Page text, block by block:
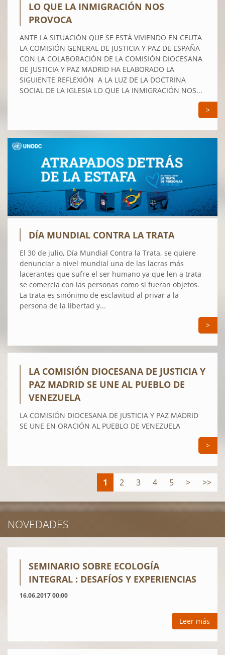
LO QUE LA INMIGRACIÓN NOS
PROVOCA
ANTE LA SITUACIÓN QUE SE ESTÁ VIVIENDO EN CEUTA
LA COMISIÓN GENERAL DE JUSTICIA Y PAZ DE ESPAÑA
CON LA COLABORACIÓN DE LA COMISIÓN DIOCESANA
DE JUSTICIA Y PAZ MADRID HA ELABORADO LA
SIGUIENTE REFLEXIÓN A LA LUZ DE LA DOCTRINA
SOCIAL DE LA IGLESIA LO QUE LA INMIGRACIÓN NOS...
>
DÍA MUNDIAL CONTRA LA TRATA
El 30 de julio, Día Mundial Contra la Trata, se quiere
denunciar a nivel mundial una de las lacras más
lacerantes que sufre el ser humano ya que len a trata
se comercia con las personas como si fueran objetos.
La trata es sinónimo de esclavitud al privar a la
persona de la libertad y...
>
LA COMISIÓN DIOCESANA DE JUSTICIA Y
PAZ MADRID SE UNE AL PUEBLO DE
VENEZUELA
LA COMISIÓN DIOCESANA DE JUSTICIA Y PAZ MADRID
SE UNE EN ORACIÓN AL PUEBLO DE VENEZUELA
>
1 2 3 4 5 > >>
NOVEDADES
SEMINARIO SOBRE ECOLOGÍA
INTEGRAL : DESAFÍOS Y EXPERIENCIAS
16.06.2017 00:00
Leer más